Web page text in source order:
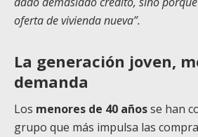
oferta de vivienda nueva”.
La generación joven,
demanda
Los menores de 40 añosse han
grupo que más impulsa las